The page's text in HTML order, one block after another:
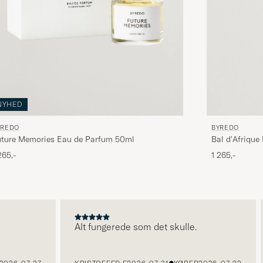
Memories Eau de Parfum 50ml
BYREDO
Bal d'Afrique
1 265,-
Alt fungerede som det skulle.